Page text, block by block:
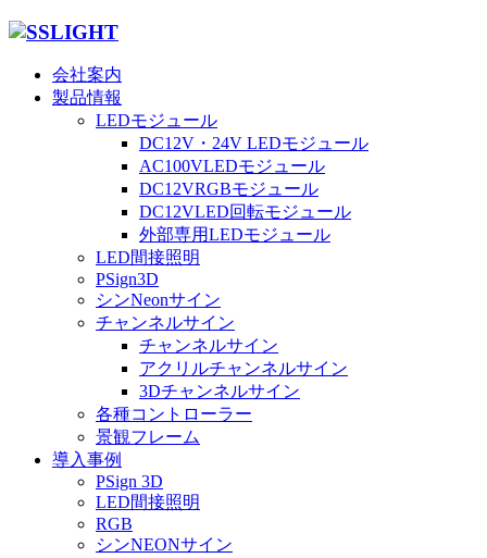
会社案内
製品情報
LEDモジュール
DC12V・24V LEDモジュール
AC100VLEDモジュール
DC12VRGBモジュール
DC12VLED回転モジュール
外部専用LEDモジュール
LED間接照明
PSign3D
シンNeonサイン
チャンネルサイン
チャンネルサイン
アクリルチャンネルサイン
3Dチャンネルサイン
各種コントローラー
景観フレーム
導入事例
PSign 3D
LED間接照明
RGB
シンNEONサイン